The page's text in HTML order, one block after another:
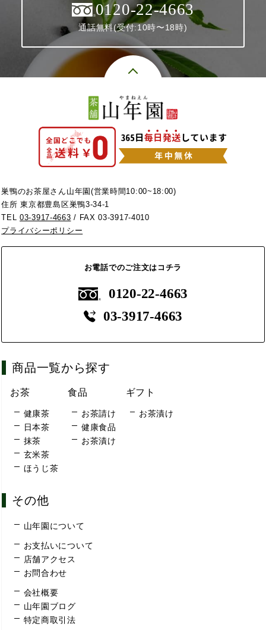
0120-22-4663
通話無料(受付:10時〜18時)
巣鴨のお茶屋さん山年園(営業時間10:00~18:00)
住所 東京都豊島区巣鴨3-34-1
TEL03-3917-4663 / FAX 03-3917-4010
プライバシーポリシー
お電話でのご注文はコチラ
0120-22-4663
03-3917-4663
商品一覧から探す
お茶
健康茶
日本茶
抹茶
玄米茶
ほうじ茶
食品
お茶請け
健康食品
お茶漬け
ギフト
お茶漬け
その他
山年園について
お支払いについて
店舗アクセス
お問合わせ
会社概要
山年園ブログ
特定商取引法